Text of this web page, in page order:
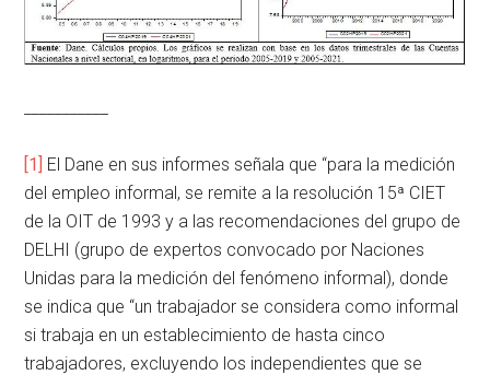
[1] El Dane en sus informes señala que “para la medición
del empleo informal, se remite a la resolución 15ª CIET
de la OIT de 1993 y a las recomendaciones del grupo de
DELHI (grupo de expertos convocado por Naciones
Unidas para la medición del fenómeno informal), donde
se indica que “un trabajador se considera como informal
si trabaja en un establecimiento de hasta cinco
trabajadores, excluyendo los independientes que se